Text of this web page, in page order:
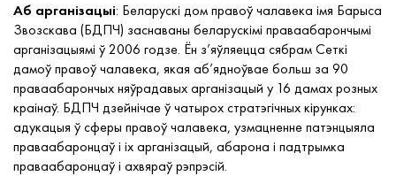
Аб арганізацыі: Беларускі дом правоў чалавека імя Барыса
Звозскава (БДПЧ) заснаваны беларускімі праваабарончымі
арганізацыямі ў 2006 годзе. Ён з’яўляецца сябрам Сеткі
дамоў правоў чалавека, якая аб’ядноўвае больш за 90
праваабарончых няўрадавых арганізацый у 16 дамах розных
краінаў. БДПЧ дзейнічае ў чатырох стратэгічных кірунках:
адукацыя ў сферы правоў чалавека, узмацненне патэнцыяла
праваабаронцаў і іх арганізацый, абарона і падтрымка
праваабаронцаў і ахвяраў рэпрэсій.